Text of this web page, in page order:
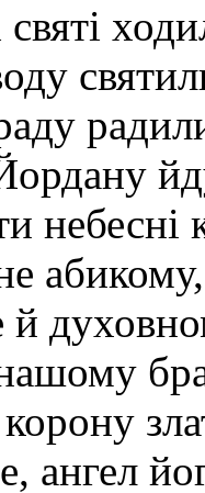
небесні
абикому,
й
ангел